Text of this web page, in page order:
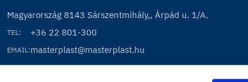
Magyarország 8143 Sárszentmihály,, Árpád u. 1/A.
TEL: +36 22 801-300
EMAIL:masterplast@masterplast.hu